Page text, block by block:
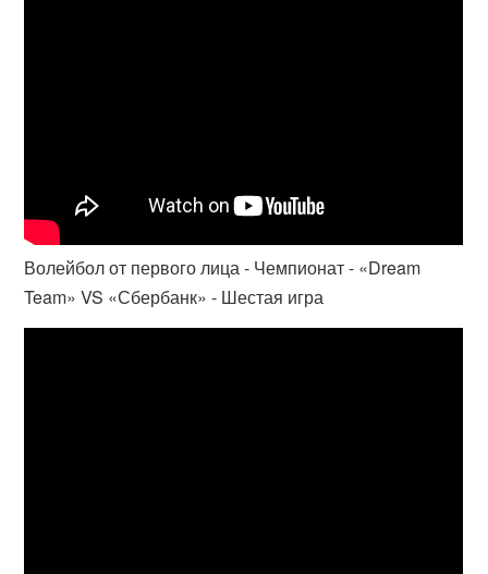
Волейбол от первого лица - Чемпионат - «Dream
Team» VS «Сбербанк» - Шестая игра